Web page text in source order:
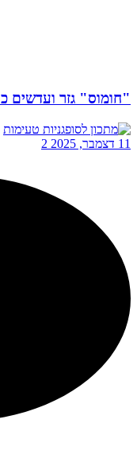
"חומוס" גזר ועדשים
11 דצמבר, 2025 2